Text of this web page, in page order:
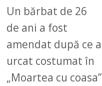
Un bărbat de 26
de ani a fost
amendat după ce a
urcat costumat în
„Moartea cu coasa”